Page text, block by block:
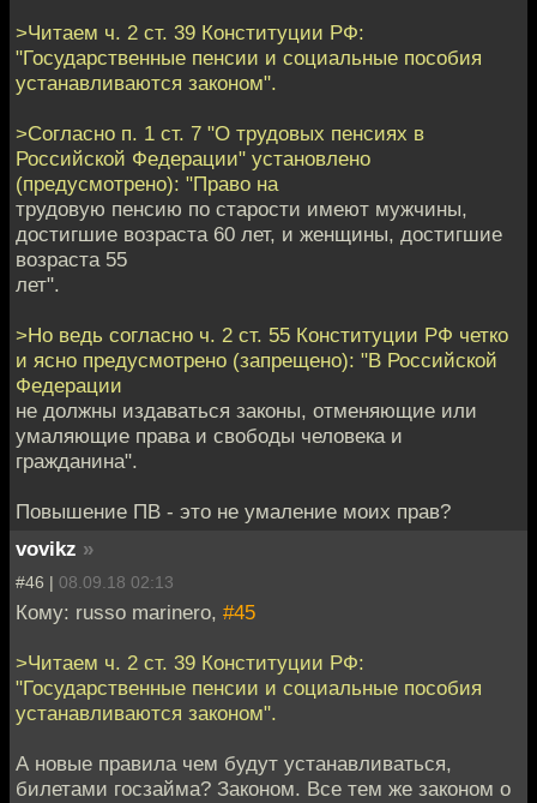
>Читаем ч. 2 ст. 39 Конституции РФ:
"Государственные пенсии и социальные пособия
устанавливаются законом".
>Согласно п. 1 ст. 7 "О трудовых пенсиях в
Российской Федерации" установлено
(предусмотрено): "Право на
трудовую пенсию по старости имеют мужчины,
достигшие возраста 60 лет, и женщины, достигшие
возраста 55
лет".
>Но ведь согласно ч. 2 ст. 55 Конституции РФ четко
и ясно предусмотрено (запрещено): "В Российской
Федерации
не должны издаваться законы, отменяющие или
умаляющие права и свободы человека и
гражданина".
Повышение ПВ - это не умаление моих прав?
vovikz »
#46 | 08.09.18 02:13
Кому: russo marinero, #45
>Читаем ч. 2 ст. 39 Конституции РФ:
"Государственные пенсии и социальные пособия
устанавливаются законом".
А новые правила чем будут устанавливаться,
билетами госзайма? Законом. Все тем же законом о